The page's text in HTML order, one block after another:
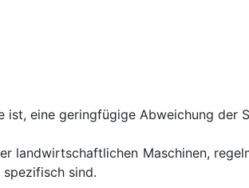
ist, eine geringfügige Abweichung der
landwirtschaftlichen Maschinen,
sind.